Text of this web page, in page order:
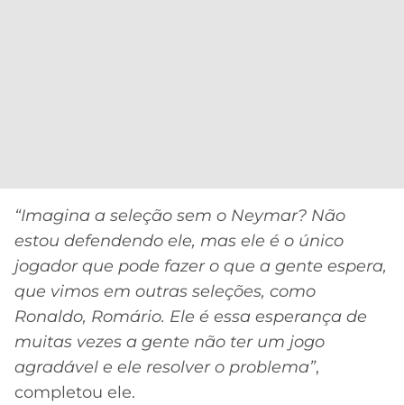
“Imagina a seleção sem o Neymar? Não
estou defendendo ele, mas ele é o único
jogador que pode fazer o que a gente espera,
que vimos em outras seleções, como
Ronaldo, Romário. Ele é essa esperança de
muitas vezes a gente não ter um jogo
agradável e ele resolver o problema”,
completou ele.